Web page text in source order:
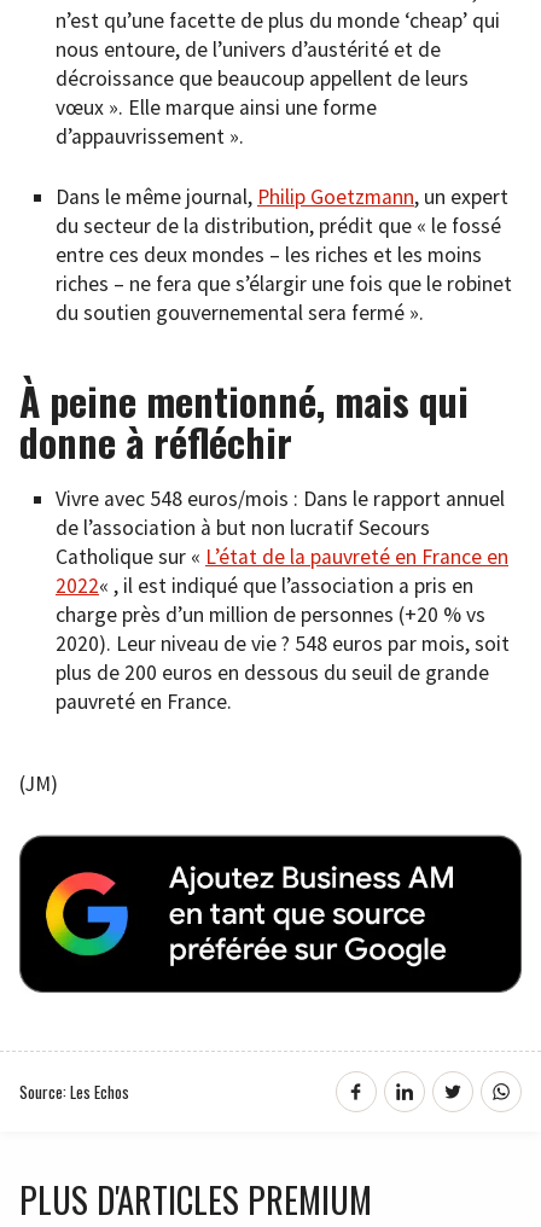
n’est qu’une facette de plus du monde ‘cheap’ qui
nous entoure, de l’univers d’austérité et de
décroissance que beaucoup appellent de leurs
vœux ». Elle marque ainsi une forme
d’appauvrissement ».
Dans le même journal, Philip Goetzmann, un expert
du secteur de la distribution, prédit que « le fossé
entre ces deux mondes – les riches et les moins
riches – ne fera que s’élargir une fois que le robinet
du soutien gouvernemental sera fermé ».
À peine mentionné, mais qui
donne à réfléchir
Vivre avec 548 euros/mois : Dans le rapport annuel
de l’association à but non lucratif Secours
Catholique sur « L’état de la pauvreté en France en
2022« , il est indiqué que l’association a pris en
charge près d’un million de personnes (+20 % vs
2020). Leur niveau de vie ? 548 euros par mois, soit
plus de 200 euros en dessous du seuil de grande
pauvreté en France.
(JM)
Source: Les Echos
PLUS D'ARTICLES PREMIUM